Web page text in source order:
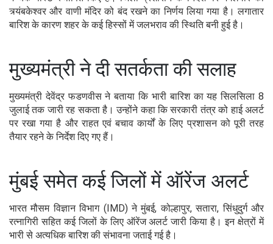
त्र्यंबकेश्वर और वाणी मंदिर को बंद रखने का निर्णय लिया गया है। लगातार
बारिश के कारण शहर के कई हिस्सों में जलभराव की स्थिति बनी हुई है।
मुख्यमंत्री ने दी सतर्कता की सलाह
मुख्यमंत्री देवेंद्र फडणवीस ने बताया कि भारी बारिश का यह सिलसिला 8
जुलाई तक जारी रह सकता है। उन्होंने कहा कि सरकारी तंत्र को हाई अलर्ट
पर रखा गया है और राहत एवं बचाव कार्यों के लिए प्रशासन को पूरी तरह
तैयार रहने के निर्देश दिए गए हैं।
मुंबई समेत कई जिलों में ऑरेंज अलर्ट
भारत मौसम विज्ञान विभाग (IMD) ने मुंबई, कोल्हापुर, सतारा, सिंधुदुर्ग और
रत्नागिरी सहित कई जिलों के लिए ऑरेंज अलर्ट जारी किया है। इन क्षेत्रों में
भारी से अत्यधिक बारिश की संभावना जताई गई है।